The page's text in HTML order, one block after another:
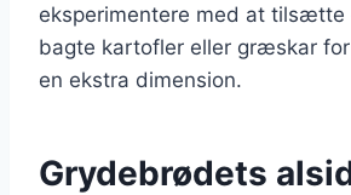
eksperimentere med at tilsætte
bagte kartofler eller græskar
en ekstra dimension.
Grydebrødets